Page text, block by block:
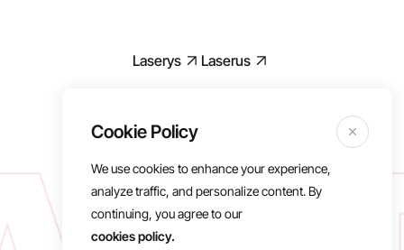
Laserys Laserus
Mentions légales
RGPD
Politique de cookies
We use cookies to enhance your experience,
analyze traffic, and personalize content. By
continuing, you agree to our
cookies policy.